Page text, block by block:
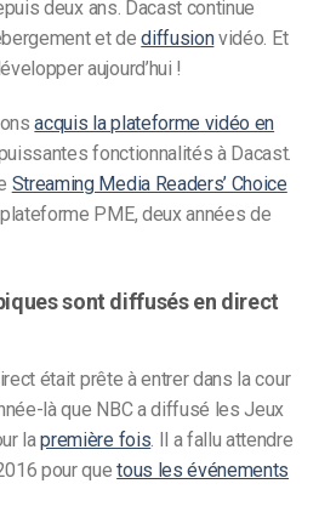
deux ans. Dacast continue
et dediffusionvidéo. Et
aujourd’hui !
acquis la plateforme vidéo en
fonctionnalités à Dacast.
Streaming Media Readers’ Choice
PME, deux années de
sont diffusés en direct
était prête à entrer dans la cour
là que NBC a diffusé les Jeux
lapremière fois. Il a fallu attendre
pour quetous les événements